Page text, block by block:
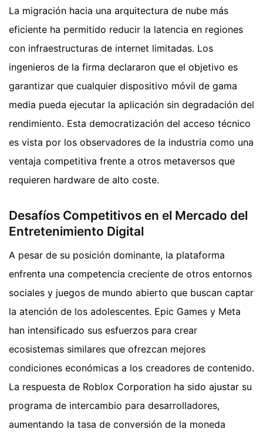
La migración hacia una arquitectura de nube más
eficiente ha permitido reducir la latencia en regiones
con infraestructuras de internet limitadas. Los
ingenieros de la firma declararon que el objetivo es
garantizar que cualquier dispositivo móvil de gama
media pueda ejecutar la aplicación sin degradación del
rendimiento. Esta democratización del acceso técnico
es vista por los observadores de la industria como una
ventaja competitiva frente a otros metaversos que
requieren hardware de alto coste.
Desafíos Competitivos en el Mercado del
Entretenimiento Digital
A pesar de su posición dominante, la plataforma
enfrenta una competencia creciente de otros entornos
sociales y juegos de mundo abierto que buscan captar
la atención de los adolescentes. Epic Games y Meta
han intensificado sus esfuerzos para crear
ecosistemas similares que ofrezcan mejores
condiciones económicas a los creadores de contenido.
La respuesta de Roblox Corporation ha sido ajustar su
programa de intercambio para desarrolladores,
aumentando la tasa de conversión de la moneda